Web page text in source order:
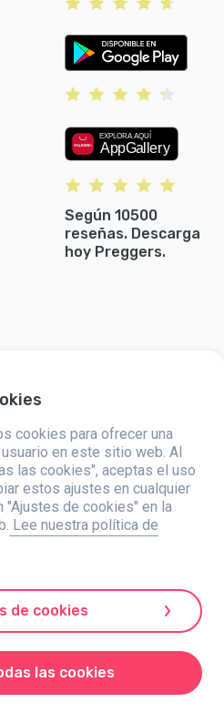
Según 10500
reseñas. Descarga
hoy Preggers.
aplicaciones sueco Stroller AB en
la paternidad para los futuros y
Con un equipo diverso y
desarrollado aplicaciones fáciles de
dos millones de personas. Preggers
proporcionando actualizaciones,
para cada etapa del embarazo.
con consejos prácticos sobre el
la inclusividad, Preggers
familiares. Con millones de descargas
satisfacer las necesidades cambiantes
de Stroller AB, Kivra: 559106-0909, 106
cookies para ofrecer una
en este sitio web. Al
las cookies", aceptas el uso
estos ajustes en cualquier
"Ajustes de cookies" en la
Lee nuestra política de
de cookies
las cookies